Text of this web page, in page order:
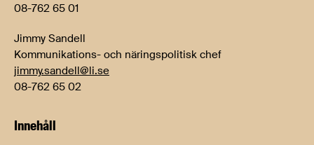
08-762 65 01
Jimmy Sandell
Kommunikations- och näringspolitisk chef
jimmy.sandell@li.se
08-762 65 02
Innehåll